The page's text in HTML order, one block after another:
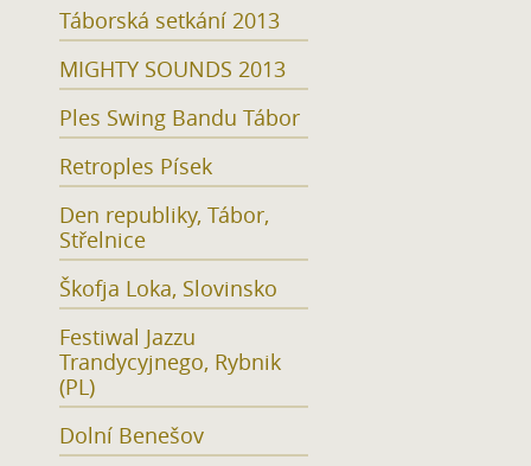
Táborská setkání 2013
MIGHTY SOUNDS 2013
Ples Swing Bandu Tábor
Retroples Písek
Den republiky, Tábor,
Střelnice
Škofja Loka, Slovinsko
Festiwal Jazzu
Trandycyjnego, Rybnik
(PL)
Dolní Benešov